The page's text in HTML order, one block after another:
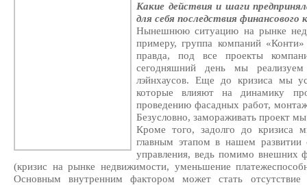
Какие действия и шаги
для себя последствия финансового
Нынешнюю ситуацию на рынке
примеру, группа компаний
правда, под все проекты
сегодняшний день мы
лэйнхаусов. Еще до кризиса мы
которые влияют на динамику
проведению фасадных работ,
Безусловно, замораживать проект
Кроме того, задолго до кризиса
главным этапом в нашем
управления, ведь помимо внешних
(кризис на рынке недвижимости, уменьшение
Основным внутренним фактором может стать отсутствие